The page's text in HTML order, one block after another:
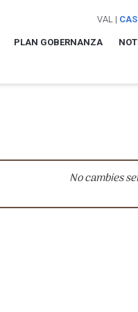
VAL | CAS
PLAN GOBERNANZA
No cambies